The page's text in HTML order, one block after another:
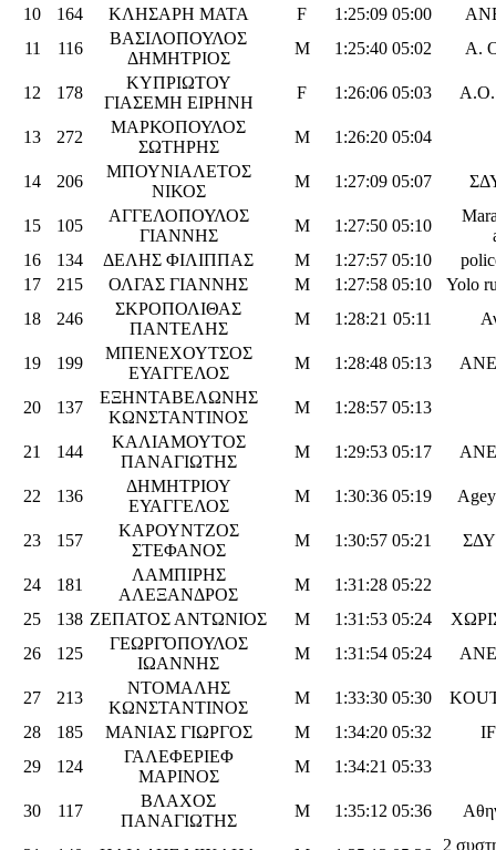
10
164 ΚΛΗΣΑΡΗ ΜΑΤΑ F 1:25:09 05:00
11
116
ΒΑΣΙΛΟΠΟΥΛΟΣ
ΔΗΜΗΤΡΙΟΣ
M 1:25:40 05:02 Α.
12 178
ΚΥΠΡΙΩΤΟΥ
ΓΙΑΣΕΜΗ ΕΙΡΗΝΗ
F 1:26:06 05:03
13 272
ΜΑΡΚΟΠΟΥΛΟΣ
ΣΩΤΗΡΗΣ
M 1:26:20 05:04
14 206
ΜΠΟΥΝΙΑΛΕΤΟΣ
ΝΙΚΟΣ
M 1:27:09 05:07
15 105
ΑΓΓΕΛΟΠΟΥΛΟΣ
ΓΙΑΝΝΗΣ
M 1:27:50 05:10
16
134 ΔΕΛΗΣ ΦΙΛΙΠΠΑΣ M 1:27:57 05:10
17
215 ΟΛΓΑΣ ΓΙΑΝΝΗΣ M 1:27:58 05:10
Yolo
18
246
ΣΚΡΟΠΟΛΙΘΑΣ
ΠΑΝΤΕΛΗΣ
M 1:28:21 05:11
19 199
ΜΠΕΝΕΧΟΥΤΣΟΣ
ΕΥΑΓΓΕΛΟΣ
M 1:28:48 05:13
20 137
ΕΞΗΝΤΑΒΕΛΩΝΗΣ
ΚΩΝΣΤΑΝΤΙΝΟΣ
M 1:28:57 05:13
21 144
ΚΑΛΙΑΜΟΥΤΟΣ
ΠΑΝΑΓΙΩΤΗΣ
M 1:29:53 05:17
22 136
ΔΗΜΗΤΡΙΟΥ
ΕΥΑΓΓΕΛΟΣ
M 1:30:36 05:19
23 157
ΚΑΡΟΥΝΤΖΟΣ
ΣΤΕΦΑΝΟΣ
M 1:30:57 05:21
24 181
ΛΑΜΠΙΡΗΣ
ΑΛΕΞΑΝΔΡΟΣ
M 1:31:28 05:22
25
138 ΖΕΠΑΤΟΣ ΑΝΤΩΝΙΟΣ M 1:31:53 05:24
26
125
ΓΕΩΡΓΌΠΟΥΛΟΣ
ΙΩΑΝΝΗΣ
M 1:31:54 05:24
27 213
ΝΤΟΜΑΛΗΣ
ΚΩΝΣΤΑΝΤΙΝΟΣ
M 1:33:30 05:30
28
185 ΜΑΝΙΑΣ ΓΙΩΡΓΟΣ M 1:34:20 05:32
29
124
ΓΑΛΕΦΕΡΙΕΦ
ΜΑΡΙΝΟΣ
M 1:34:21 05:33
30 117
ΒΛΑΧΟΣ
ΠΑΝΑΓΙΩΤΗΣ
M 1:35:12 05:36
2